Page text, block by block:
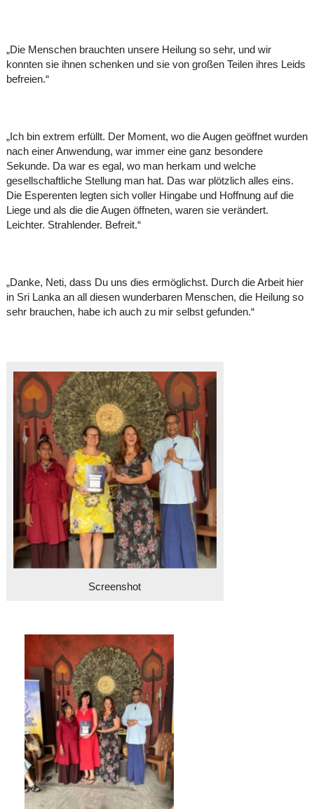
„Die Menschen brauchten unsere Heilung so sehr, und wir
konnten sie ihnen schenken und sie von großen Teilen ihres Leids
befreien.“
„Ich bin extrem erfüllt. Der Moment, wo die Augen geöffnet wurden
nach einer Anwendung, war immer eine ganz besondere
Sekunde. Da war es egal, wo man herkam und welche
gesellschaftliche Stellung man hat. Das war plötzlich alles eins.
Die Esperenten legten sich voller Hingabe und Hoffnung auf die
Liege und als die die Augen öffneten, waren sie verändert.
Leichter. Strahlender. Befreit.“
„Danke, Neti, dass Du uns dies ermöglichst. Durch die Arbeit hier
in Sri Lanka an all diesen wunderbaren Menschen, die Heilung so
sehr brauchen, habe ich auch zu mir selbst gefunden.“
Screenshot